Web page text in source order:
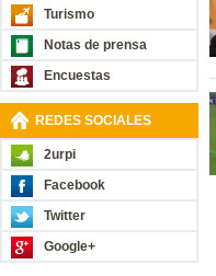
Turismo
Notas de prensa
Encuestas
REDES SOCIALES
2urpi
Facebook
Twitter
Google+